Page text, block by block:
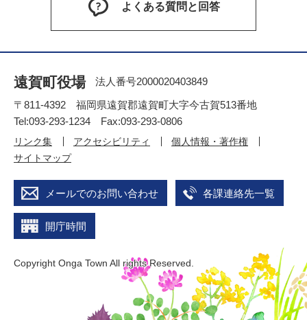
よくある質問と回答
遠賀町役場
法人番号2000020403849
〒811-4392 福岡県遠賀郡遠賀町大字今古賀513番地
Tel:093-293-1234 Fax:093-293-0806
リンク集 アクセシビリティ
個人情報・著作権
サイトマップ
メールでのお問い合わせ 各課連絡先一覧
開庁時間
Copyright Onga Town All rights Reserved.